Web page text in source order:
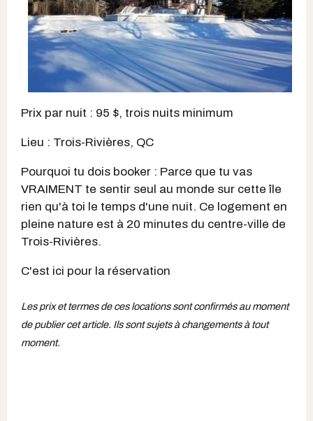
Prix par nuit : 95 $, trois nuits minimum
Lieu : Trois-Rivières, QC
Pourquoi tu dois booker : Parce que tu vas
VRAIMENT te sentir seul au monde sur cette île
rien qu'à toi le temps d'une nuit. Ce logement en
pleine nature est à 20 minutes du centre-ville de
Trois-Rivières.
C'est ici pour la réservation
Les prix et termes de ces locations sont confirmés au moment
de publier cet article. Ils sont sujets à changements à tout
moment.